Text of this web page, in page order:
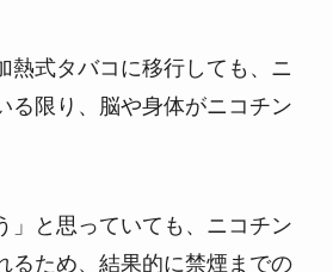
熱式タバコに移行しても、ニ
る限り、脳や身体がニコチン
」と思っていても、ニコチン
るため、結果的に禁煙までの